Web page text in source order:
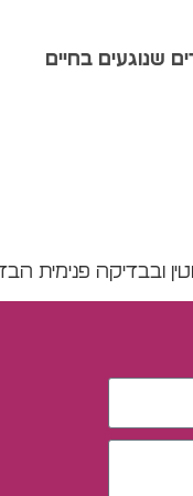
שנוגעים בחיים
ובבדיקה פנימית